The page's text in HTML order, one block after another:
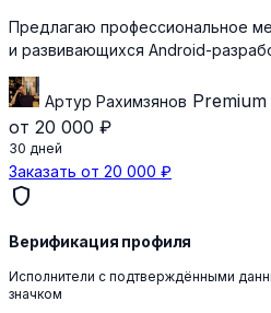
Предлагаю профессиональное
и развивающихся Android-
Артур Рахимзянов Premium
от 20 000 ₽
30 дней
Заказать от 20 000 ₽
shield
Верификация профиля
Исполнители с подтверждёнными
значком